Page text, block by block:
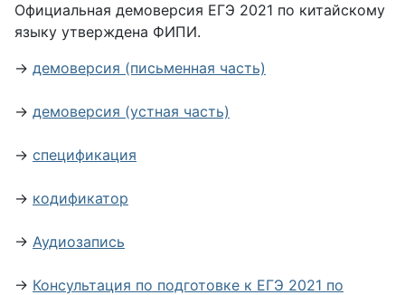
Официальная демоверсия ЕГЭ 2021 по китайскому
языку утверждена ФИПИ.
→ демоверсия (письменная часть)
→ демоверсия (устная часть)
→ спецификация
→ кодификатор
→ Аудиозапись
→ Консультация по подготовке к ЕГЭ 2021 по